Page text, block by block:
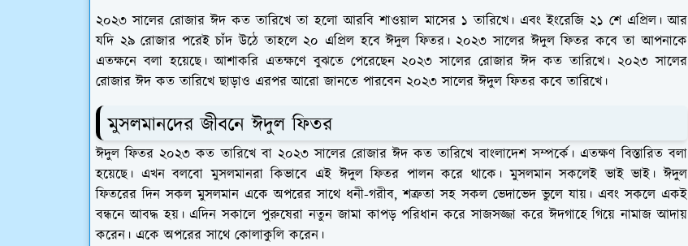
২০২৩ সালের রোজার ঈদ কত তারিখে তা হলো আরবি শাওয়াল মাসের ১ তারিখে। এবং ইংরেজি ২১ শে এপ্রিল। আর
যদি ২৯ রোজার পরেই চাঁদ উঠে তাহলে ২০ এপ্রিল হবে ঈদুল ফিতর। ২০২৩ সালের ঈদুল ফিতর কবে তা আপনাকে
এতক্ষনে বলা হয়েছে। আশাকরি এতক্ষণে বুঝতে পেরেছেন ২০২৩ সালের রোজার ঈদ কত তারিখে। ২০২৩ সালের
রোজার ঈদ কত তারিখে ছাড়াও এরপর আরো জানতে পারবেন ২০২৩ সালের ঈদুল ফিতর কবে তারিখে।
মুসলমানদের জীবনে ঈদুল ফিতর
ঈদুল ফিতর ২০২৩ কত তারিখে বা ২০২৩ সালের রোজার ঈদ কত তারিখে বাংলাদেশ সম্পর্কে। এতক্ষণ বিস্তারিত বলা
হয়েছে। এখন বলবো মুসলমানরা কিভাবে এই ঈদুল ফিতর পালন করে থাকে। মুসলমান সকলেই ভাই ভাই। ঈদুল
ফিতরের দিন সকল মুসলমান একে অপরের সাথে ধনী-গরীব, শত্রুতা সহ সকল ভেদাভেদ ভুলে যায়। এবং সকলে একই
বন্ধনে আবদ্ধ হয়। এদিন সকালে পুরুষেরা নতুন জামা কাপড় পরিধান করে সাজসজ্জা করে ঈদগাহে গিয়ে নামাজ আদায়
করেন। একে অপরের সাথে কোলাকুলি করেন।